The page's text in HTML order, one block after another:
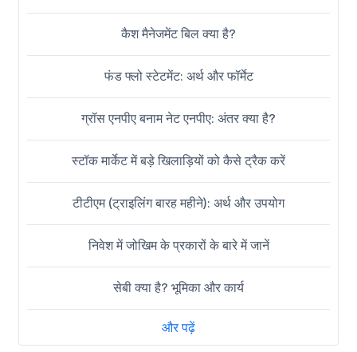
कैश मैनेजमेंट बिल क्या है?
फंड फ्लो स्टेटमेंट: अर्थ और फॉर्मेट
ग्रॉस एनपीए बनाम नेट एनपीए: अंतर क्या है?
स्टॉक मार्केट में बड़े खिलाड़ियों को कैसे ट्रैक करें
टीटीएम (ट्राइलिंग बारह महीने): अर्थ और उपयोग
निवेश में जोखिम के प्रकारों के बारे में जानें
सेबी क्या है? भूमिका और कार्य
और पढ़ें